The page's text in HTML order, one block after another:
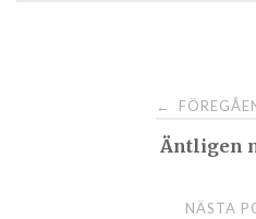
←
Äntligen
NÄSTA